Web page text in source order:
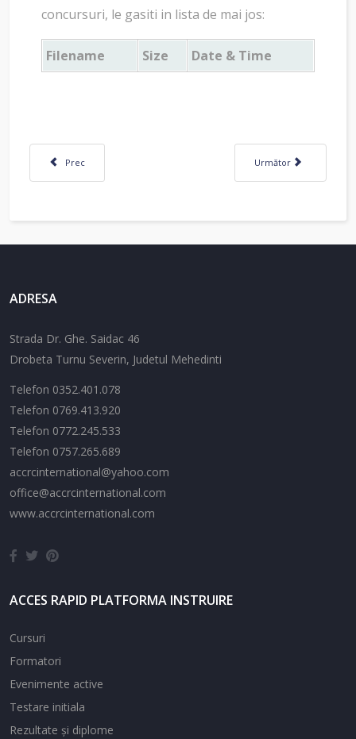
concursuri, le gasiti in lista de mai jos:
Filename Size Date & Time
Articol precedent: Sucursale cu date de contact
Prec Articolul următor:
Următor
ADRESA
Strada Dr. Ghe. Saidac 46
Drobeta Turnu Severin, Judetul Mehedinti
Telefon 0352.401.078
Telefon 0769.413.920
Telefon 0772.245.533
Telefon 0757.265.689
accrcinternational@yahoo.com
office@accrcinternational.com
www.accrcinternational.com
ACCES RAPID PLATFORMA INSTRUIRE
Cursuri
Formatori
Evenimente active
Testare initiala
Rezultate și diplome